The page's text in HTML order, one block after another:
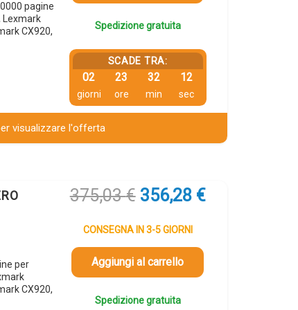
pagine
Lexmark
CX920,
Spedizione gratuita
SCADE TRA:
02
giorni
23
ore
32
min
12
sec
visualizzare l'offerta
per
CX920,
375,03€ Il
originale
era:
375,03 €.
356,28 €Il
CONSEGNA IN 3-5 GIORNI
Aggiungi al carrello
Spedizione gratuita